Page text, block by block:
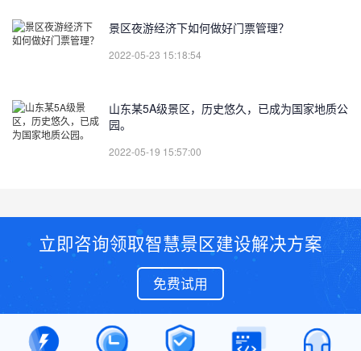
景区夜游经济下如何做好门票管理？
2022-05-23 15:18:54
山东某5A级景区，历史悠久，已成为国家地质公
园。
2022-05-19 15:57:00
立即咨询领取智慧景区建设解决方案
免费试用